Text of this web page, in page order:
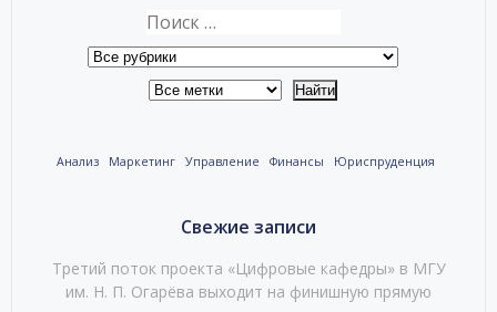
Анализ Маркетинг Управление Финансы Юриспруденция
Свежие записи
Третий поток проекта «Цифровые кафедры» в МГУ
им. Н. П. Огарёва выходит на финишную прямую